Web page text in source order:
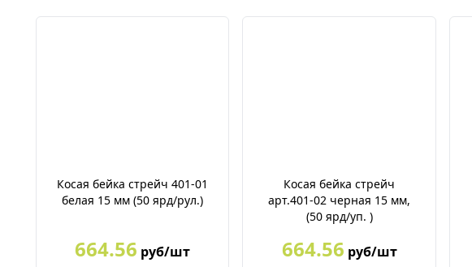
Косая бейка стрейч 401-01
белая 15 мм (50 ярд/рул.)
664.56 руб/шт
Косая бейка стрейч
арт.401-02 черная 15 мм,
(50 ярд/уп. )
664.56 руб/шт